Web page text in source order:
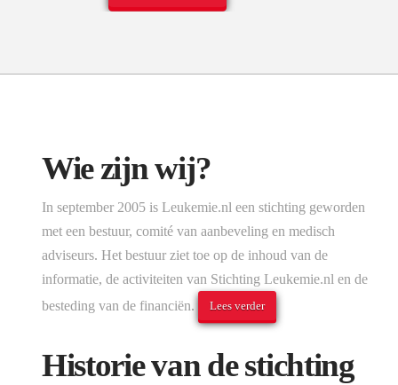
Wie zijn wij?
In september 2005 is Leukemie.nl een stichting geworden
met een bestuur, comité van aanbeveling en medisch
adviseurs. Het bestuur ziet toe op de inhoud van de
informatie, de activiteiten van Stichting Leukemie.nl en de
besteding van de financiën.
Lees verder
Historie van de stichting